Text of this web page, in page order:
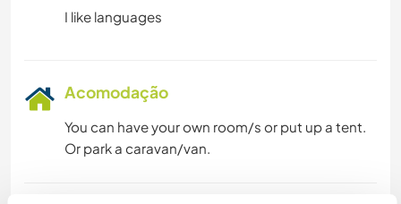
Acomodação
You can have your own room/s or put up a tent.
Or park a caravan/van.